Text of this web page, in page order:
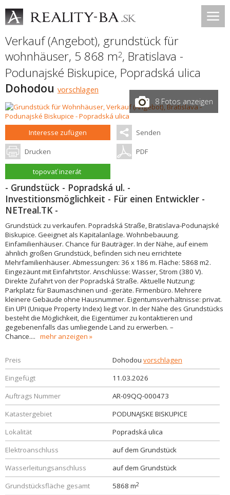
Verkauf (Angebot), grundstück für
wohnhäuser, 5 868 m2, Bratislava -
Podunajské Biskupice, Popradská ulica
Dohodou vorschlagen
8 Fotos anzeigen
Interesse zufügen Senden
Drucken PDF
topovať inzerát
- Grundstück - Popradská ul. -
Investitionsmöglichkeit - Für einen Entwickler -
NETreal.TK -
Grundstück zu verkaufen. Popradská Straße, Bratislava-Podunajské
Biskupice. Geeignet als Kapitalanlage. Wohnbebauung.
Einfamilienhäuser. Chance für Bauträger. In der Nähe, auf einem
ähnlich großen Grundstück, befinden sich neu errichtete
Mehrfamilienhäuser. Abmessungen: 36 x 186 m. Fläche: 5868 m2.
Eingezäunt mit Einfahrtstor. Anschlüsse: Wasser, Strom (380 V).
Direkte Zufahrt von der Popradská Straße. Aktuelle Nutzung:
Parkplatz für Baumaschinen und -geräte. Firmenbüro. Mehrere
kleinere Gebäude ohne Hausnummer. Eigentumsverhältnisse: privat.
Ein UPI (Unique Property Index) liegt vor. In der Nähe des Grundstücks
besteht die Möglichkeit, die Eigentümer zu kontaktieren und
gegebenenfalls das umliegende Land zu erwerben. –
Chance.... mehr anzeigen
Preis Dohodou vorschlagen
Eingefügt
11.03.2026
Auftrags Nummer
AR-09QQ-000473
Katastergebiet
PODUNAJSKE BISKUPICE
Lokalität
Popradská ulica
Elektroanschluss
auf dem Grundstück
Wasserleitungsanschluss
auf dem Grundstück
Grundstücksfläche gesamt
5868 m2